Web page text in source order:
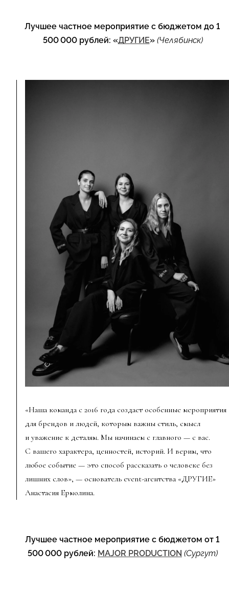
Лучшее частное мероприятие с бюджетом до 1
500 000 рублей: «ДРУГИЕ»(Челябинск)
«Наша команда с 2016 года создает особенные мероприятия
для брендов и людей, которым важны стиль, смысл
и уважение к деталям. Мы начинаем с главного — с вас.
С вашего характера, ценностей, историй. И верим, что
любое событие — это способ рассказать о человеке без
лишних слов», — основатель event-агентства «ДРУГИЕ»
Анастасия Ермолина.
Лучшее частное мероприятие с бюджетом от 1
500 000 рублей: MAJOR PRODUCTION (Сургут)